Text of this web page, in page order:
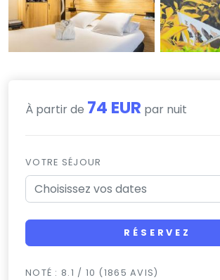
À partir de 74 EUR par nuit
VOTRE SÉJOUR
RÉSERVEZ
NOTÉ : 8.1 / 10 (1865 AVIS)